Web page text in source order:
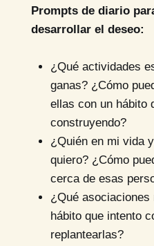
Prompts de diario
desarrollar el deseo:
¿Qué actividades
ganas? ¿Cómo
ellas con un hábito
construyendo?
¿Quién en mi vida
quiero? ¿Cómo
cerca de esas
¿Qué asociaciones
hábito que intento
replantearlas?